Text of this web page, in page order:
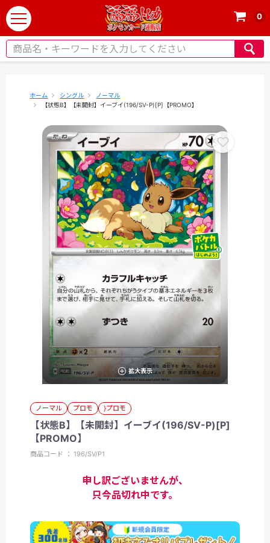
t
o
g
0
ホーム シングル
ノーマル
【状態B】【未開封】イーブイ(196/SV-P)[P]【PROMO】
拡大表示
ノーマル プロモ }プロモ
【状態B】【未開封】イーブイ(196/SV-P)[P]
【PROMO】
商品コード ： 196/SV/P1
申し訳ございませんが、
只今品切れ中です。